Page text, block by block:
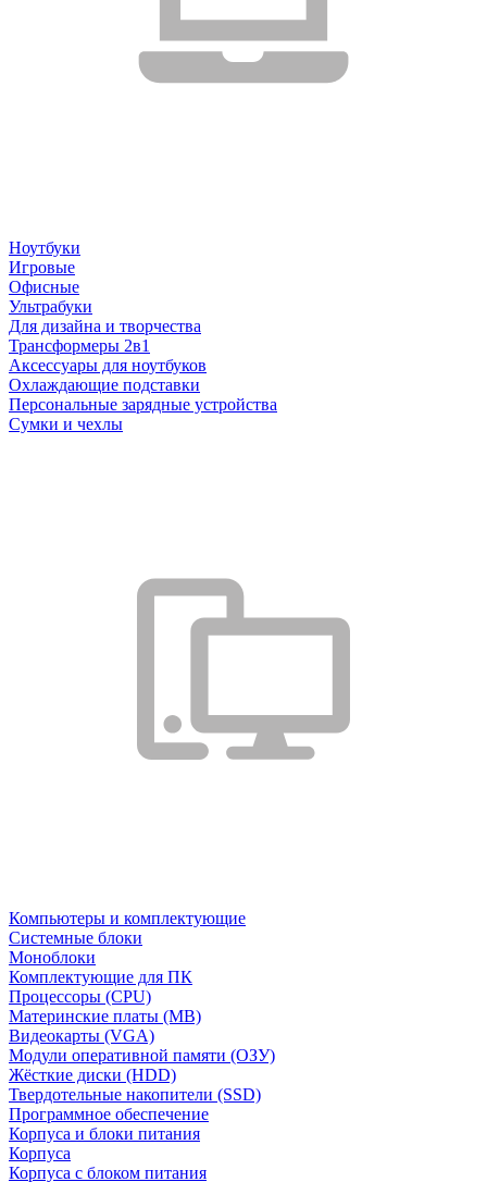
Ноутбуки
Игровые
Офисные
Ультрабуки
Для дизайна и творчества
Трансформеры 2в1
Аксессуары для ноутбуков
Охлаждающие подставки
Персональные зарядные устройства
Сумки и чехлы
Компьютеры и комплектующие
Системные блоки
Моноблоки
Комплектующие для ПК
Процессоры (CPU)
Материнские платы (MB)
Видеокарты (VGA)
Модули оперативной памяти (ОЗУ)
Жёсткие диски (HDD)
Твердотельные накопители (SSD)
Программное обеспечение
Корпуса и блоки питания
Корпуса
Корпуса с блоком питания